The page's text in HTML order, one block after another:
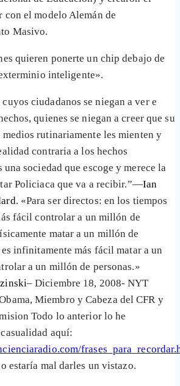
con el modelo Alemán de
Masivo.
quieren ponerte un chip debajo de
inteligente».
ciudadanos se niegan a ver e
quienes se niegan a creer que su
medios rutinariamente les mienten y
contraria a los hechos
sociedad que escoge y merece la
Policiaca que va a recibir.”—Ian
. «Para ser directos: en los tiempos
fácil controlar a un millón de
matar a un millón de
infinitamente más fácil matar a un
a un millón de personas.»
– Diciembre 18, 2008- NYT
Miembro y Cabeza del CFR y
Todo lo anterior lo he
aquí:
estaría mal darles un vistazo.